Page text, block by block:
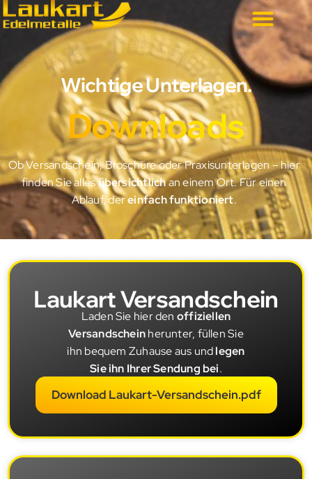
Wichtige Unterlagen.
Downloads
Ob Versandschein, Broschüre oder Praxisunterlagen – hier
finden Sie allesübersichtlichan einem Ort. Für einen
Ablauf, dereinfach funktioniert.
Laukart Versandschein
Laden Sie hier den offiziellen
Versandscheinherunter, füllen Sie
ihn bequem Zuhause aus undlegen
Sie ihn Ihrer Sendung bei.
Download Laukart-Versandschein.pdf